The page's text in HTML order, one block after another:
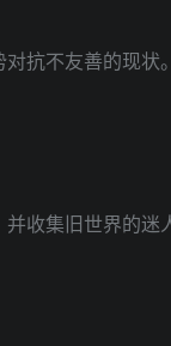
抗不友善的现
收集旧世界的